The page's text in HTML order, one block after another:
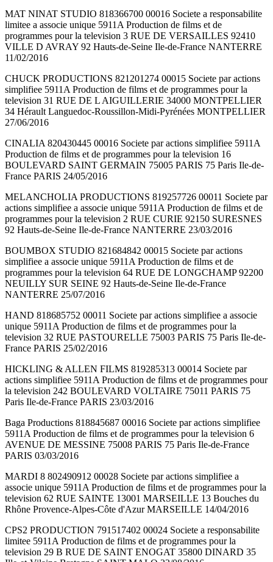
MAT NINAT STUDIO 818366700 00016 Societe a responsabilite
limitee a associe unique 5911A Production de films et de
programmes pour la television 3 RUE DE VERSAILLES 92410
VILLE D AVRAY 92 Hauts-de-Seine Ile-de-France NANTERRE
11/02/2016
CHUCK PRODUCTIONS 821201274 00015 Societe par actions
simplifiee 5911A Production de films et de programmes pour la
television 31 RUE DE L AIGUILLERIE 34000 MONTPELLIER
34 Hérault Languedoc-Roussillon-Midi-Pyrénées MONTPELLIER
27/06/2016
CINALIA 820430445 00016 Societe par actions simplifiee 5911A
Production de films et de programmes pour la television 16
BOULEVARD SAINT GERMAIN 75005 PARIS 75 Paris Ile-de-
France PARIS 24/05/2016
MELANCHOLIA PRODUCTIONS 819257726 00011 Societe par
actions simplifiee a associe unique 5911A Production de films et de
programmes pour la television 2 RUE CURIE 92150 SURESNES
92 Hauts-de-Seine Ile-de-France NANTERRE 23/03/2016
BOUMBOX STUDIO 821684842 00015 Societe par actions
simplifiee a associe unique 5911A Production de films et de
programmes pour la television 64 RUE DE LONGCHAMP 92200
NEUILLY SUR SEINE 92 Hauts-de-Seine Ile-de-France
NANTERRE 25/07/2016
HAND 818685752 00011 Societe par actions simplifiee a associe
unique 5911A Production de films et de programmes pour la
television 32 RUE PASTOURELLE 75003 PARIS 75 Paris Ile-de-
France PARIS 25/02/2016
HICKLING & ALLEN FILMS 819285313 00014 Societe par
actions simplifiee 5911A Production de films et de programmes pour
la television 242 BOULEVARD VOLTAIRE 75011 PARIS 75
Paris Ile-de-France PARIS 23/03/2016
Baga Productions 818845687 00016 Societe par actions simplifiee
5911A Production de films et de programmes pour la television 6
AVENUE DE MESSINE 75008 PARIS 75 Paris Ile-de-France
PARIS 03/03/2016
MARDI 8 802490912 00028 Societe par actions simplifiee a
associe unique 5911A Production de films et de programmes pour la
television 62 RUE SAINTE 13001 MARSEILLE 13 Bouches du
Rhône Provence-Alpes-Côte d'Azur MARSEILLE 14/04/2016
CPS2 PRODUCTION 791517402 00024 Societe a responsabilite
limitee 5911A Production de films et de programmes pour la
television 29 B RUE DE SAINT ENOGAT 35800 DINARD 35